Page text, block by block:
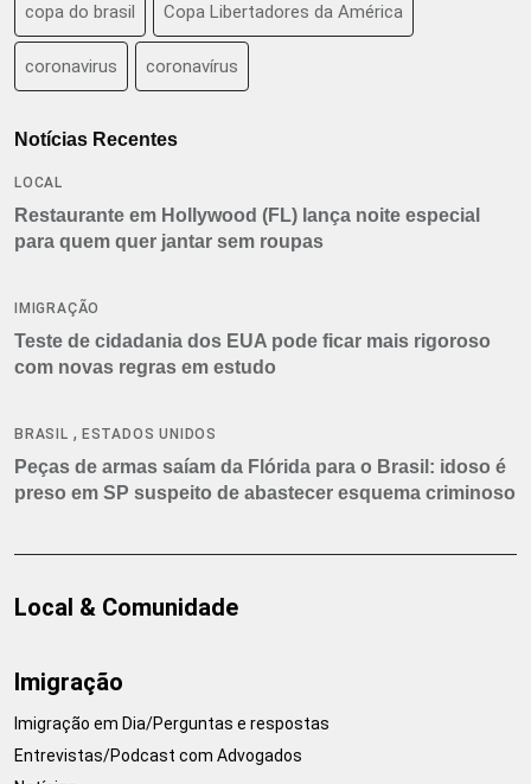
copa do brasil Copa Libertadores da América
coronavirus coronavírus
Notícias Recentes
LOCAL
Restaurante em Hollywood (FL) lança noite especial
para quem quer jantar sem roupas
IMIGRAÇÃO
Teste de cidadania dos EUA pode ficar mais rigoroso
com novas regras em estudo
BRASIL , ESTADOS UNIDOS
Peças de armas saíam da Flórida para o Brasil: idoso é
preso em SP suspeito de abastecer esquema criminoso
Local & Comunidade
Imigração
Imigração em Dia/Perguntas e respostas
Entrevistas/Podcast com Advogados